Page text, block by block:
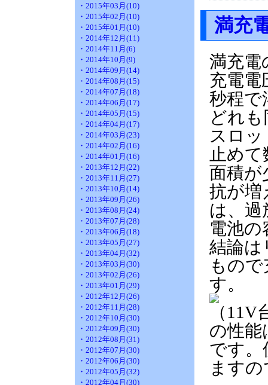
・2015年03月(10)
・2015年02月(10)
・2015年01月(10)
・2014年12月(11)
・2014年11月(6)
・2014年10月(9)
・2014年09月(14)
・2014年08月(15)
・2014年07月(18)
・2014年06月(17)
・2014年05月(15)
・2014年04月(17)
・2014年03月(23)
・2014年02月(16)
・2014年01月(16)
・2013年12月(22)
・2013年11月(27)
・2013年10月(14)
・2013年09月(26)
・2013年08月(24)
・2013年07月(28)
・2013年06月(18)
・2013年05月(27)
・2013年04月(32)
・2013年03月(30)
・2013年02月(26)
・2013年01月(29)
・2012年12月(26)
・2012年11月(28)
・2012年10月(30)
・2012年09月(30)
・2012年08月(31)
・2012年07月(30)
・2012年06月(30)
・2012年05月(32)
・2012年04月(30)
満充
満充電
充電電
秒程で
どれ
スロ
止め
面積が
抗が増
は、
電池
結論は
もの
す。
（
の性能
です。
ます